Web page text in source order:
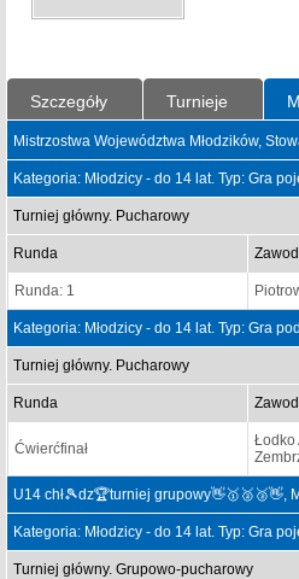
Szczegóły Turnieje
Mistrzostwa Województwa Młodzików,
Kategoria: Młodzicy - do 14 lat. Typ: Gra
Turniej główny. Pucharowy
Runda
Runda: 1
Kategoria: Młodzicy - do 14 lat. Typ: Gra
Turniej główny. Pucharowy
Runda
Ćwierćfinał
Łodko
U14 chł🎾dz🏆turniej grupowy👋🥇🥈🥉👋,
Kategoria: Młodzicy - do 14 lat. Typ: Gra
Turniej główny. Grupowo-pucharowy